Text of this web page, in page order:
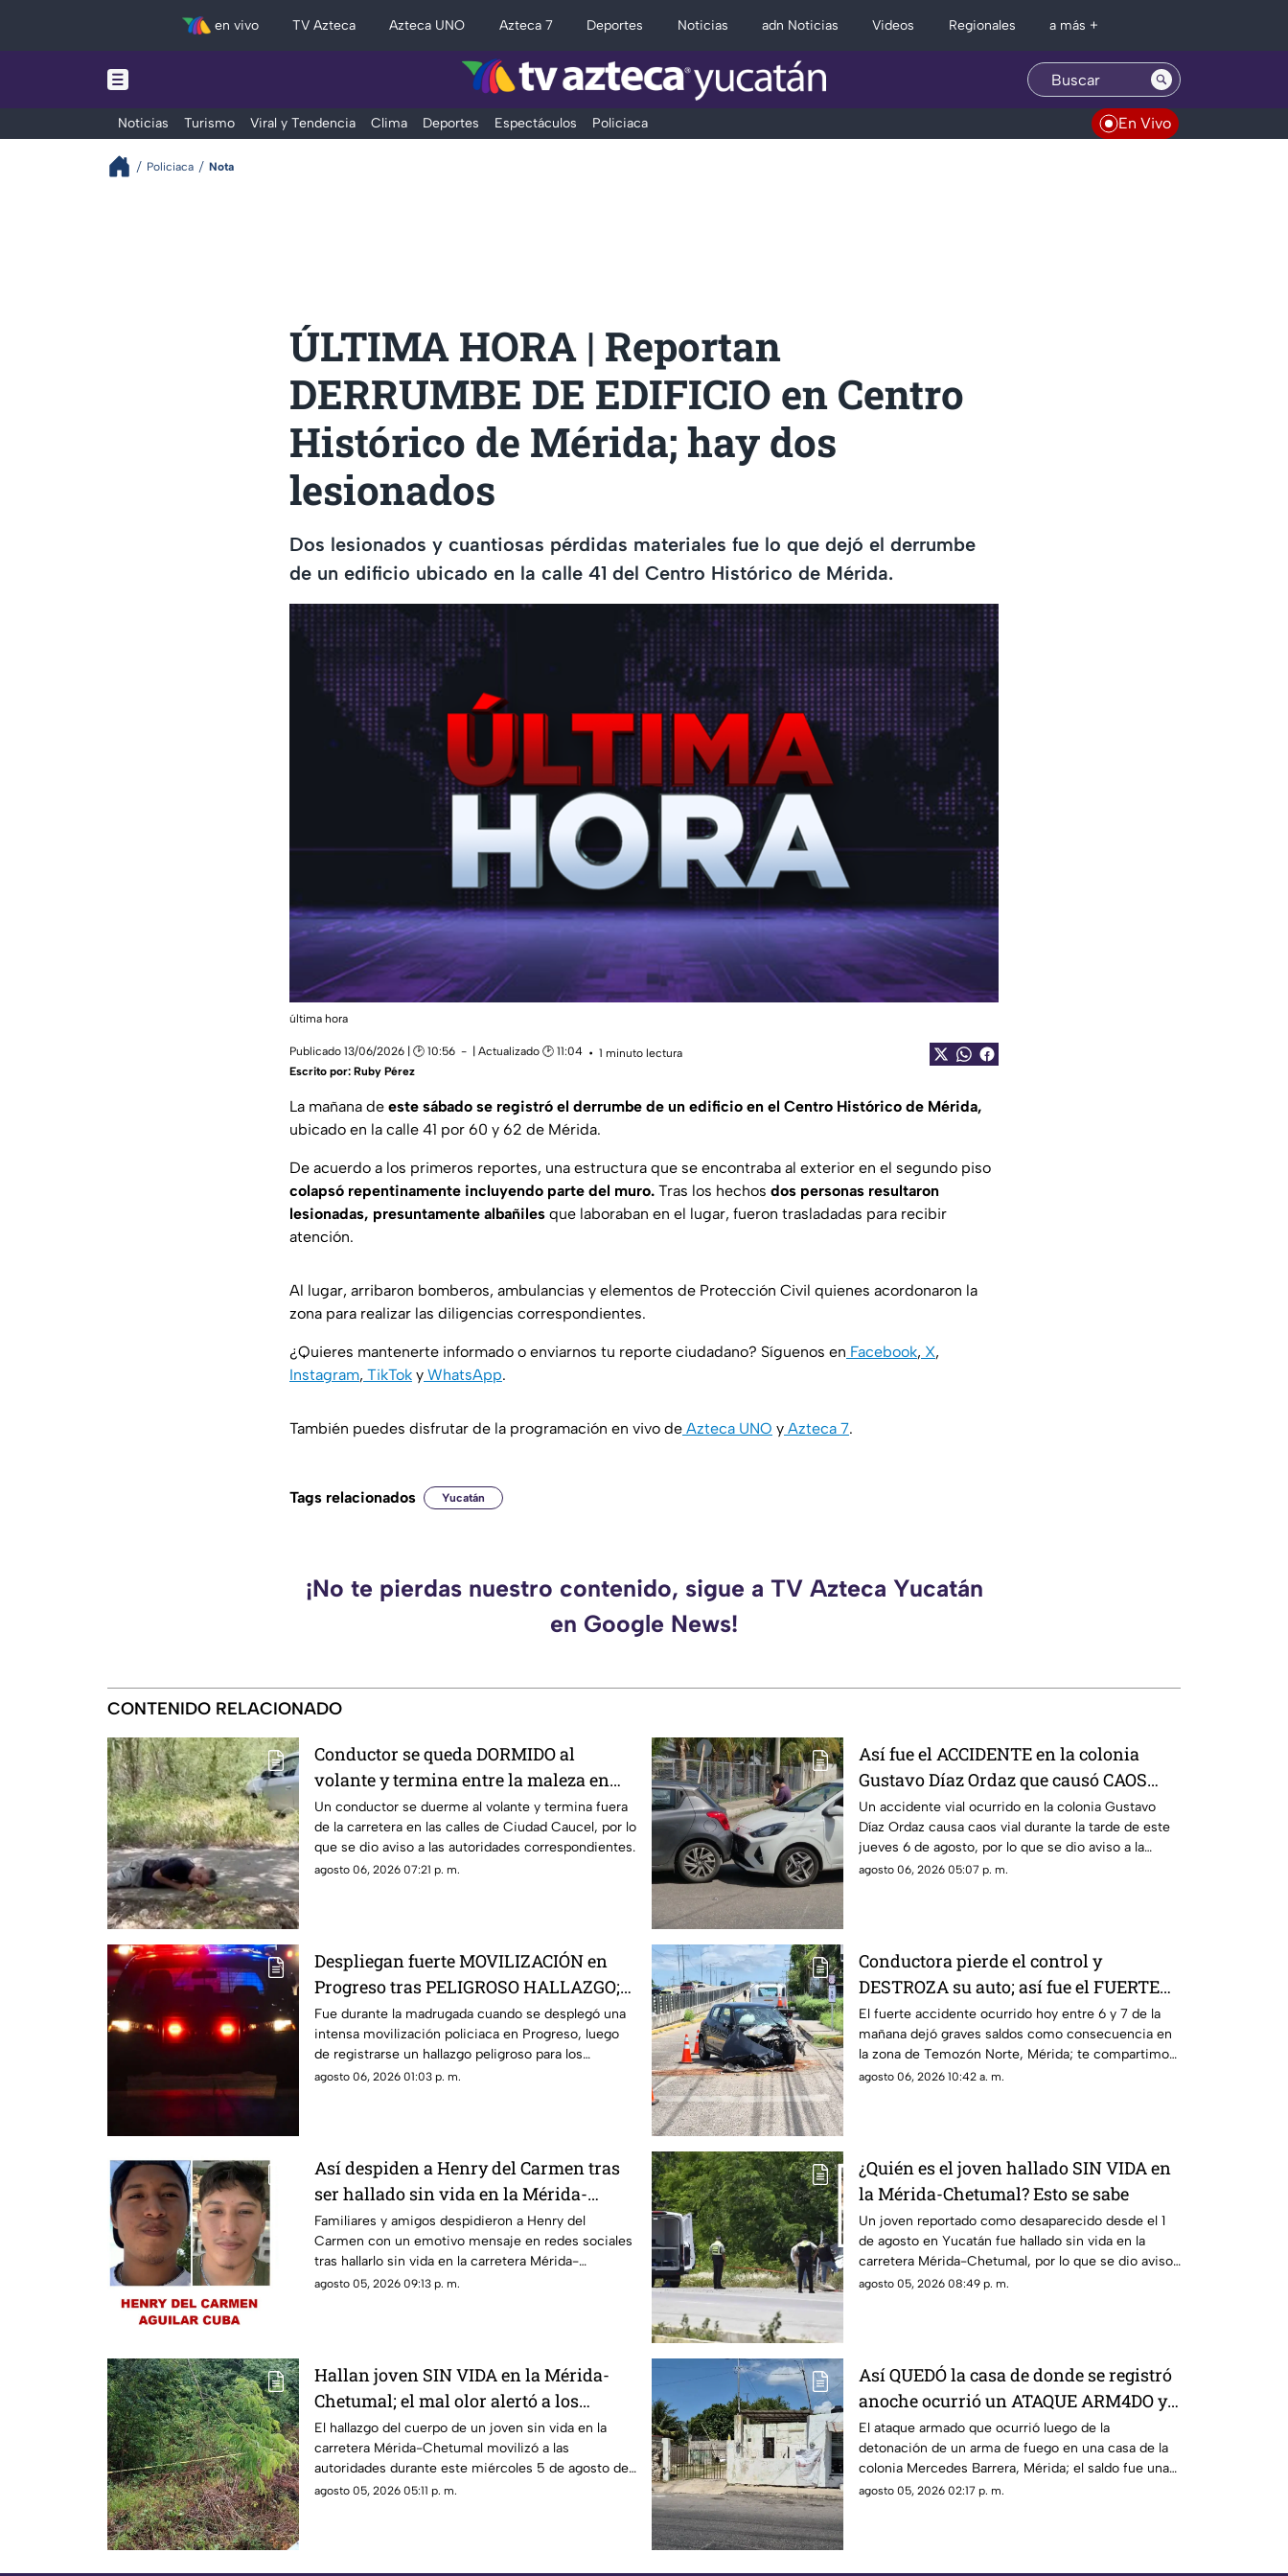
en vivo TV Azteca Azteca UNO Azteca 7 Deportes Noticias adn Noticias Videos Regionales a más +
Noticias Turismo Viral y Tendencia Clima Deportes Espectáculos Policiaca En Vivo
Policiaca Nota
ÚLTIMA HORA | Reportan
DERRUMBE DE EDIFICIO en Centro
Histórico de Mérida; hay dos
lesionados
Dos lesionados y cuantiosas pérdidas materiales fue lo que dejó el derrumbe
de un edificio ubicado en la calle 41 del Centro Histórico de Mérida.
última hora
Publicado 13/06/2026 | 🕑 10:56 | Actualizado 🕑 11:04
1 minuto lectura
Escrito por: Ruby Pérez
La mañana de este sábado se registró el derrumbe de un edificio en el Centro Histórico de Mérida,
ubicado en la calle 41 por 60 y 62 de Mérida.
De acuerdo a los primeros reportes, una estructura que se encontraba al exterior en el segundo piso
colapsó repentinamente incluyendo parte del muro. Tras los hechos dos personas resultaron
lesionadas, presuntamente albañiles que laboraban en el lugar, fueron trasladadas para recibir
atención.
Al lugar, arribaron bomberos, ambulancias y elementos de Protección Civil quienes acordonaron la
zona para realizar las diligencias correspondientes.
¿Quieres mantenerte informado o enviarnos tu reporte ciudadano? Síguenos en Facebook, X,
Instagram, TikTok y WhatsApp.
También puedes disfrutar de la programación en vivo de Azteca UNO y Azteca 7.
Tags relacionados Yucatán
¡No te pierdas nuestro contenido, sigue a TV Azteca Yucatán
en Google News!
CONTENIDO RELACIONADO
Conductor se queda DORMIDO al
volante y termina entre la maleza en
Ciudad Caucel
Un conductor se duerme al volante y termina fuera
de la carretera en las calles de Ciudad Caucel, por lo
que se dio aviso a las autoridades correspondientes.
agosto 06, 2026 07:21 p. m.
Así fue el ACCIDENTE en la colonia
Gustavo Díaz Ordaz que causó CAOS
VIAL este jueves
Un accidente vial ocurrido en la colonia Gustavo
Díaz Ordaz causa caos vial durante la tarde de este
jueves 6 de agosto, por lo que se dio aviso a la
policía.
agosto 06, 2026 05:07 p. m.
Despliegan fuerte MOVILIZACIÓN en
Progreso tras PELIGROSO HALLAZGO;
esto encontraron
Fue durante la madrugada cuando se desplegó una
intensa movilización policiaca en Progreso, luego
de registrarse un hallazgo peligroso para los
vecinos.
agosto 06, 2026 01:03 p. m.
Conductora pierde el control y
DESTROZA su auto; así fue el FUERTE
ACCIDENTE HOY en Temozón Norte,
Mérida
El fuerte accidente ocurrido hoy entre 6 y 7 de la
mañana dejó graves saldos como consecuencia en
la zona de Temozón Norte, Mérida; te compartimos
los detalles.
agosto 06, 2026 10:42 a. m.
Así despiden a Henry del Carmen tras
ser hallado sin vida en la Mérida-
Chetumal tras varios días desaparecido
Familiares y amigos despidieron a Henry del
Carmen con un emotivo mensaje en redes sociales
tras hallarlo sin vida en la carretera Mérida-
Chetumal.
agosto 05, 2026 09:13 p. m.
¿Quién es el joven hallado SIN VIDA en
la Mérida-Chetumal? Esto se sabe
Un joven reportado como desaparecido desde el 1
de agosto en Yucatán fue hallado sin vida en la
carretera Mérida-Chetumal, por lo que se dio aviso
a la policía.
agosto 05, 2026 08:49 p. m.
Hallan joven SIN VIDA en la Mérida-
Chetumal; el mal olor alertó a los
automovilistas
El hallazgo del cuerpo de un joven sin vida en la
carretera Mérida-Chetumal movilizó a las
autoridades durante este miércoles 5 de agosto de
2026.
agosto 05, 2026 05:11 p. m.
Así QUEDÓ la casa de donde se registró
anoche ocurrió un ATAQUE ARM4DO y
hombre bal3ado
El ataque armado que ocurrió luego de la
detonación de un arma de fuego en una casa de la
colonia Mercedes Barrera, Mérida; el saldo fue una
mujer herida y un hombre baleado.
agosto 05, 2026 02:17 p. m.